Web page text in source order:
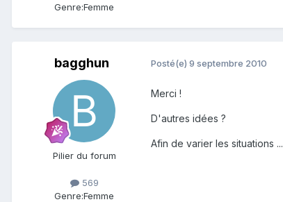
Genre:Femme
bagghun
Pilier du forum
569
Genre:Femme
Posté(e) 9 septembre 2010
Merci !
D'autres idées ?
Afin de varier les situations ...